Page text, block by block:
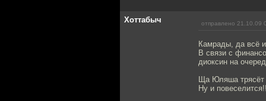
Хоттабыч отправлено 21.10.09
Камрады, да всё
В связи с
диоксин на
Ща Юляша трясёт
Ну и